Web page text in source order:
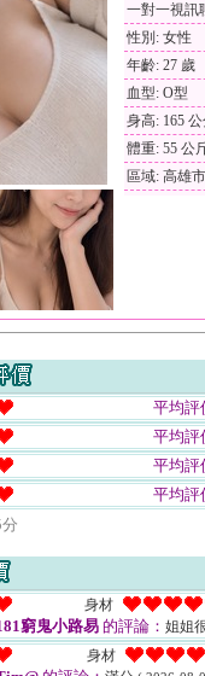
一對一視訊
性別: 女性
年齡: 27 歲
血型: O型
身高: 165
體重: 55 公
區域: 高雄市
平均評
平均評
平均評
平均評
身材
窮鬼小路易 的評論： 姐姐
身材